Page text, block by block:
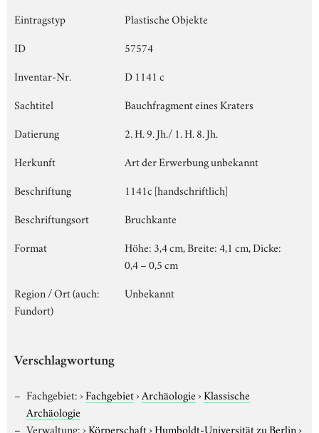
Eintragstyp
Plastische Objekte
ID
57574
Inventar-Nr.
D 1141 c
Sachtitel
Bauchfragment eines Kraters
Datierung
2. H. 9. Jh./ 1. H. 8. Jh.
Herkunft
Art der Erwerbung unbekannt
Beschriftung
1141c [handschriftlich]
Beschriftungsort
Bruchkante
Format
Höhe: 3,4 cm, Breite: 4,1 cm, Dicke:
0,4 – 0,5 cm
Region / Ort (auch:
Fundort)
Unbekannt
Verschlagwortung
Fachgebiet:›Fachgebiet›Archäologie›Klassische
Archäologie
Verwaltung:›Körperschaft›Humboldt-Universität zu Berlin›